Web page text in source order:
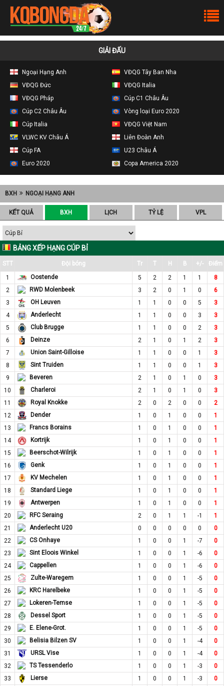
GIẢI ĐẤU
Ngoại Hạng Anh
VĐQG Tây Ban Nha
VĐQG Đức
VĐQG Italia
VĐQG Pháp
Cúp C1 Châu Âu
Cúp C2 Châu Âu
Vòng loại Euro 2020
Cúp Italia
VĐQG Việt Nam
VLWC KV Châu Á
Liên Đoàn Anh
Cúp FA
U23 Châu Á
Euro 2020
Copa America 2020
BXH NGOẠI HẠNG ANH
KẾT QUẢ BXH LỊCH TỶ LỆ VPL
BẢNG XẾP HẠNG CÚP BỈ
STT Đội bóng Tr T H B +/-
Điểm
1
Oostende 5 2 2 1 1
8
2
RWD Molenbeek 3 2 0 1 0
6
3
OH Leuven 1 1 0 0 5
3
4
Anderlecht 1 1 0 0 3
3
5
Club Brugge 1 1 0 0 2
3
6
Deinze 2 1 0 1 2
3
7
Union Saint-Gilloise 1 1 0 0 1
3
8
Sint Truiden 1 1 0 0 1
3
9
Beveren 2 1 0 1 0
3
10
Charleroi 2 1 0 1 0
3
11
Royal Knokke 2 0 2 0 0
2
12
Dender 1 0 1 0 0
1
13
Francs Borains 1 0 1 0 0
1
14
Kortrijk 1 0 1 0 0
1
15
Beerschot-Wilrijk 1 0 1 0 0
1
16
Genk 1 0 1 0 0
1
17
KV Mechelen 1 0 1 0 0
1
18
Standard Liege 1 0 1 0 0
1
19
Antwerpen 1 0 1 0 0
1
20
RFC Seraing 2 0 1 1 -1
1
21
Anderlecht U20 0 0 0 0 0
0
22
CS Onhaye 1 0 0 1 -7
0
23
Sint Eloois Winkel 1 0 0 1 -6
0
24
Cappellen 1 0 0 1 -6
0
25
Zulte-Waregem 1 0 0 1 -5
0
26
KRC Harelbeke 1 0 0 1 -5
0
27
Lokeren-Temse 1 0 0 1 -5
0
28
Dessel Sport 1 0 0 1 -5
0
29
E. Elene-Grot. 1 0 0 1 -5
0
30
Belisia Bilzen SV 1 0 0 1 -4
0
31
URSL Vise 1 0 0 1 -4
0
32
TS Tessenderlo 1 0 0 1 -3
0
33
Lierse 1 0 0 1 -3
0